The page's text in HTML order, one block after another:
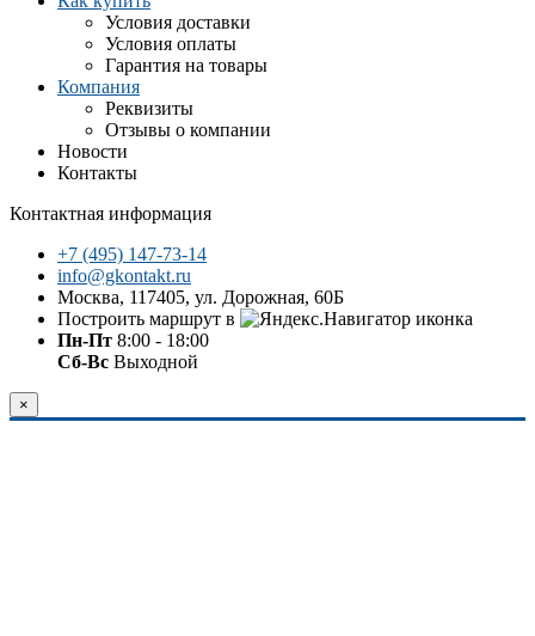
Условия доставки
Условия оплаты
Гарантия на товары
Компания
Реквизиты
Отзывы о компании
Новости
Контакты
Контактная информация
+7 (495) 147-73-14
info@gkontakt.ru
Москва, 117405, ул. Дорожная, 60Б
Построить маршрут в
Пн-Пт 8:00 - 18:00
Сб-Вс Выходной
×